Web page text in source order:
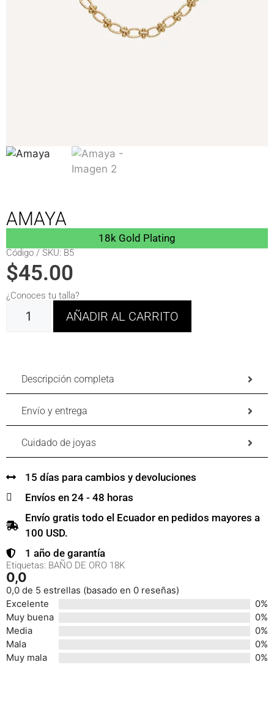
AMAYA
18k Gold Plating
Código / SKU: B5
$45.00
¿Conoces tu talla?
AÑADIR AL CARRITO
Descripción completa
Envío y entrega
Cuidado de joyas
15 días para cambios y devoluciones
Envíos en 24 - 48 horas
Envío gratis todo el Ecuador en pedidos mayores a
100 USD.
1 año de garantía
Etiquetas: BAÑO DE ORO 18K
0,0
0,0 de 5 estrellas (basado en 0 reseñas)
Excelente
0%
Muy buena
0%
Media
0%
Mala
0%
Muy mala
0%